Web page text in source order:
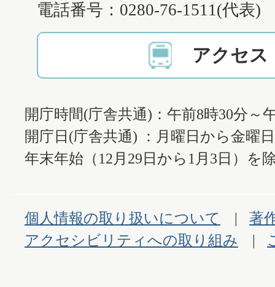
電話番号：0280-76-1511(代表)
アクセス
開庁時間(庁舎共通)：午前8時30分～
開庁日(庁舎共通) ：月曜日から金曜
年末年始（12月29日から1月3日）を
個人情報の取り扱いについて
著
アクセシビリティへの取り組み